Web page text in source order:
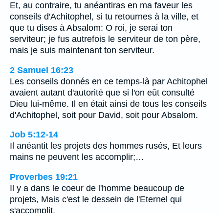
Et, au contraire, tu anéantiras en ma faveur les
conseils d'Achitophel, si tu retournes à la ville, et
que tu dises à Absalom: O roi, je serai ton
serviteur; je fus autrefois le serviteur de ton père,
mais je suis maintenant ton serviteur.
2 Samuel 16:23
Les conseils donnés en ce temps-là par Achitophel
avaient autant d'autorité que si l'on eût consulté
Dieu lui-même. Il en était ainsi de tous les conseils
d'Achitophel, soit pour David, soit pour Absalom.
Job 5:12-14
Il anéantit les projets des hommes rusés, Et leurs
mains ne peuvent les accomplir;…
Proverbes 19:21
Il y a dans le coeur de l'homme beaucoup de
projets, Mais c'est le dessein de l'Eternel qui
s'accomplit.